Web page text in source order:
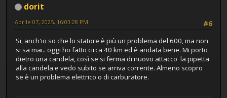
dorit
#6
Aprile 07, 2025, 16:03:28 PM
Si, anch'io so che lo statore è più un problema del 600, ma non
si sa mai.. oggi ho fatto circa 40 km ed è andata bene. Mi porto
dietro una candela, così se si ferma di nuovo attacco la pipetta
alla candela e vedo subito se arriva corrente. Almeno scopro
se è un problema elettrico o di carburatore.